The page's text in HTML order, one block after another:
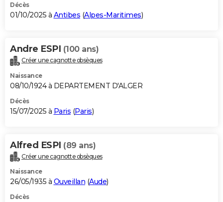
Décès
01/10/2025 à Antibes (Alpes-Maritimes)
Andre ESPI (100 ans)
Créer une cagnotte obsèques
Naissance
08/10/1924 à DEPARTEMENT D'ALGER
Décès
15/07/2025 à Paris (Paris)
Alfred ESPI (89 ans)
Créer une cagnotte obsèques
Naissance
26/05/1935 à Ouveillan (Aude)
Décès